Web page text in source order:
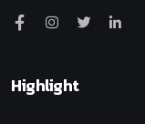
Highlight